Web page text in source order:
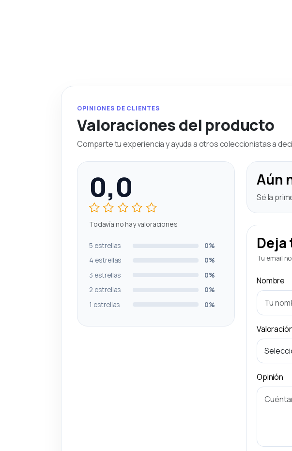
OPINIONES DE CLIENTES
Valoraciones del producto
Comparte tu experiencia y ayuda a otros coleccionistas a
0,0
Todavía no hay valoraciones
5 estrellas
0%
4 estrellas
0%
3 estrellas
0%
2 estrellas
0%
1 estrellas
0%
Aún
Sé la
Deja
Tu email
Nombre
Opinión